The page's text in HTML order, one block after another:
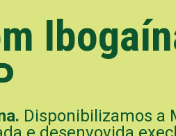
Disponibilizamos a